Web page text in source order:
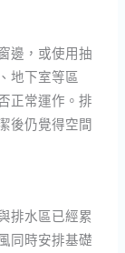
邊，或使用抽
地下室等區
正常運作。排
後仍覺得空間
排水區已經累
同時安排基礎